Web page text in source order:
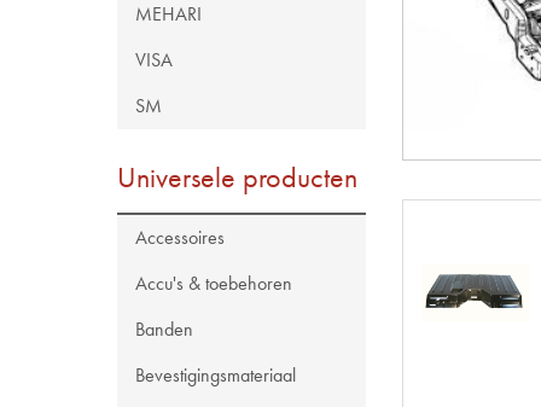
MEHARI
VISA
SM
Universele producten
Accessoires
Accu's & toebehoren
Banden
Bevestigingsmateriaal